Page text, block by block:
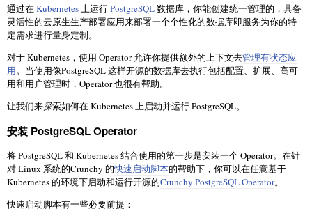
通过在Kubernetes上运行PostgreSQL数据库，你能创建统一管理的，具备
灵活性的云原生生产部署应用来部署一个个性化的数据库即服务为你的特
定需求进行量身定制。
对于 Kubernetes，使用 Operator 允许你提供额外的上下文去管理有状态应
用。当使用像PostgreSQL 这样开源的数据库去执行包括配置、扩展、高可
用和用户管理时，Operator 也很有帮助。
让我们来探索如何在 Kubernetes 上启动并运行 PostgreSQL。
安装 PostgreSQL Operator
将 PostgreSQL 和 Kubernetes 结合使用的第一步是安装一个 Operator。在针
对 Linux 系统的Crunchy 的快速启动脚本的帮助下，你可以在任意基于
Kubernetes 的环境下启动和运行开源的Crunchy PostgreSQL Operator。
快速启动脚本有一些必要前提：